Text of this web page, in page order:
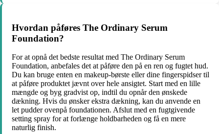
Hvordan påføres The Ordinary Serum
Foundation?
For at opnå det bedste resultat med The Ordinary Serum
Foundation, anbefales det at påføre den på en ren og fugtet hud.
Du kan bruge enten en makeup-børste eller dine fingerspidser til
at påføre produktet jævnt over hele ansigtet. Start med en lille
mængde og byg gradvist op, indtil du opnår den ønskede
dækning. Hvis du ønsker ekstra dækning, kan du anvende en
let pudder ovenpå foundationen. Afslut med en fugtgivende
setting spray for at forlænge holdbarheden og få en mere
naturlig finish.